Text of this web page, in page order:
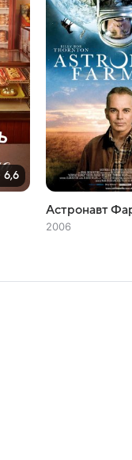
6,6
Астронавт
2006